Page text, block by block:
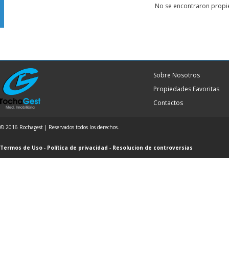
No se encontraron
Sobre Nosotros
Propiedades Favoritas
Contactos
© 2016 Rochagest | Reservados todos los derechos.
Termos de Uso - Política de privacidad - Resolucion de controversias